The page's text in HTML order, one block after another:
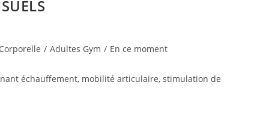
/ Adultes Gym / En ce moment
échauffement, mobilité articulaire, stimulation de